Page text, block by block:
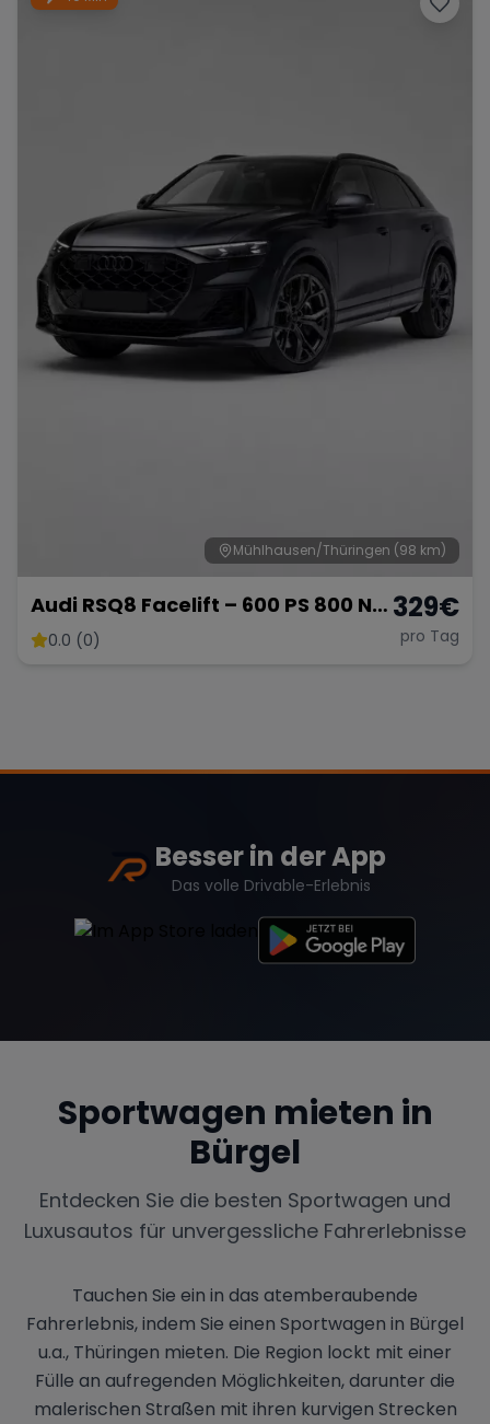
Mühlhausen/Thüringen (98 km)
Audi RSQ8 Facelift – 600 PS 800 NM
- SUV
0.0 (0)
329€
pro Tag
Besser in der App
Das volle Drivable-Erlebnis
Sportwagen mieten in
Bürgel
Entdecken Sie die besten Sportwagen und
Luxusautos für unvergessliche Fahrerlebnisse
Tauchen Sie ein in das atemberaubende
Fahrerlebnis, indem Sie einen Sportwagen in Bürgel
u.a., Thüringen mieten. Die Region lockt mit einer
Fülle an aufregenden Möglichkeiten, darunter die
malerischen Straßen mit ihren kurvigen Strecken